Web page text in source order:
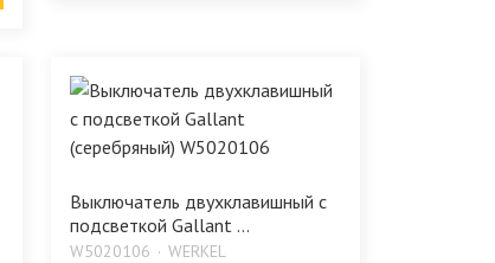
Выключатель двухклавишный с
подсветкой Gallant ...
W5020106 WERKEL